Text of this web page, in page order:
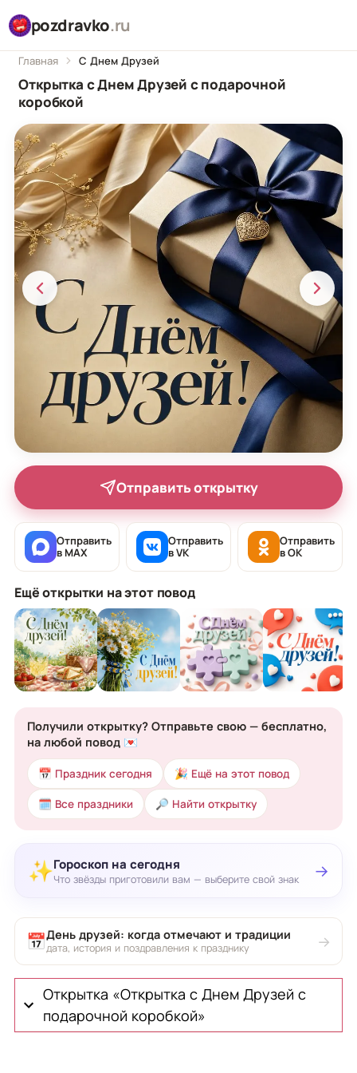
pozdravko.ru
Главная С Днем Друзей
Открытка с Днем Друзей с подарочной
коробкой
Отправить открытку
Отправить
в MAX
Отправить
в VK
Отправить
в OK
Ещё открытки на этот повод
Получили открытку? Отправьте свою — бесплатно,
на любой повод 💌
📅 Праздник сегодня 🎉 Ещё на этот повод
🗓 Все праздники 🔎 Найти открытку
✨Гороскоп на сегодня
Что звёзды приготовили вам — выберите свой знак →
📅День друзей: когда отмечают и традиции
дата, история и поздравления к празднику →
Открытка «Открытка с Днем Друзей с
подарочной коробкой»